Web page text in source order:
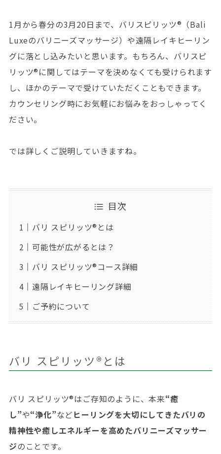
1月から春分の3月20日まで、バリスピリッツ®︎（Bali
Luxeのバリニーズマッサージ）や遠隔レイキヒーリン
グに落とし込みたいと思います。もちろん、バリスピ
リッツ®︎に関してはテーマを決めなくても受けられます
し、ほかのテーマで受けていただくこともできます。
カウンセリング時にお気軽にお悩みをおっしゃってく
ださい。
では詳しくご説明していきますね。
目次
バリ スピリッツ®︎とは
可能性が広がるとは？
バリ スピリッツ®コース詳細
遠隔レイキヒーリング詳細
ご予約について
バリ スピリッツ®︎とは
バリ スピリッツ®︎はご存知のように、本来“癒
し”や“浄化”などヒーリングを大切にしてきたバリの
精神性や癒しエネルギーを高めたバリニーズマッサー
ジのことです。